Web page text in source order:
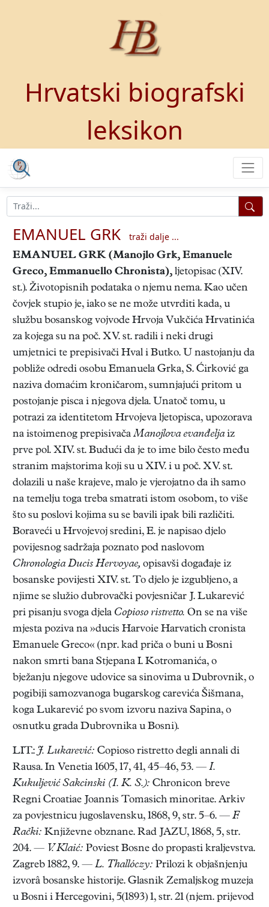
Hrvatski biografski
leksikon
EMANUEL GRK
traži dalje ...
EMANUEL GRK (Manojlo Grk, Emanuele
Greco, Emmanuello Chronista), ljetopisac (XIV.
st.). Životopisnih podataka o njemu nema. Kao učen
čovjek stupio je, iako se ne može utvrditi kada, u
službu bosanskog vojvode Hrvoja Vukčića Hrvatinića
za kojega su na poč. XV. st. radili i neki drugi
umjetnici te prepisivači Hval i Butko. U nastojanju da
pobliže odredi osobu Emanuela Grka, S. Ćirković ga
naziva domaćim kroničarom, sumnjajući pritom u
postojanje pisca i njegova djela. Unatoč tomu, u
potrazi za identitetom Hrvojeva ljetopisca, upozorava
na istoimenog prepisivačaManojlova evanđeljaiz
prve pol. XIV. st. Budući da je to ime bilo često među
stranim majstorima koji su u XIV. i u poč. XV. st.
dolazili u naše krajeve, malo je vjerojatno da ih samo
na temelju toga treba smatrati istom osobom, to više
što su poslovi kojima su se bavili ipak bili različiti.
Boraveći u Hrvojevoj sredini, E. je napisao djelo
povijesnog sadržaja poznato pod naslovom
Chronologia Ducis Hervoyae, opisavši događaje iz
bosanske povijesti XIV. st. To djelo je izgubljeno, a
njime se služio dubrovački povjesničar J. Lukarević
pri pisanju svoga djela Copioso ristretto. On se na više
mjesta poziva na »ducis Harvoie Harvatich cronista
Emanuele Greco« (npr. kad priča o buni u Bosni
nakon smrti bana Stjepana I. Kotromanića, o
bježanju njegove udovice sa sinovima u Dubrovnik, o
pogibiji samozvanoga bugarskog carevića Šišmana,
koga Lukarević po svom izvoru naziva Sapina, o
osnutku grada Dubrovnika u Bosni).
LIT.: J. Lukarević: Copioso ristretto degli annali di
Rausa. In Venetia 1605, 17, 41, 45–46, 53. — I.
Kukuljević Sakcinski (I. K. S.): Chronicon breve
Regni Croatiae Joannis Tomasich minoritae. Arkiv
za povjestnicu jugoslavensku, 1868, 9, str. 5–6. — F.
Rački: Književne obznane. Rad JAZU, 1868, 5, str.
204. — V. Klaić: Poviest Bosne do propasti kraljevstva.
Zagreb 1882, 9. — L. Thallóczy: Prilozi k objašnjenju
izvorâ bosanske historije. Glasnik Zemaljskog muzeja
u Bosni i Hercegovini, 5(1893) 1, str. 21 (njem. prijevod